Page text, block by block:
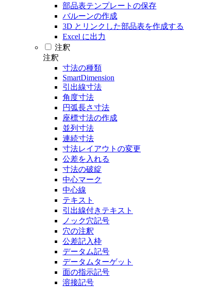
部品表テンプレートの保存
バルーンの作成
3D とリンクした部品表を作成する
Excel に出力
注釈
注釈
寸法の種類
SmartDimension
引出線寸法
角度寸法
円弧長さ寸法
座標寸法の作成
並列寸法
連続寸法
寸法レイアウトの変更
公差を入れる
寸法の破綻
中心マーク
中心線
テキスト
引出線付きテキスト
ノック穴記号
穴の注釈
公差記入枠
データム記号
データムターゲット
面の指示記号
溶接記号